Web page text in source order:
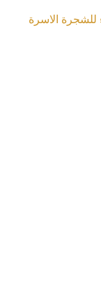
للشجرة الاسرة